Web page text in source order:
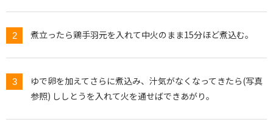
煮立ったら鶏手羽元を入れて中火のまま15分ほど煮込む。
ゆで卵を加えてさらに煮込み、汁気がなくなってきたら(写真
参照) ししとうを入れて火を通せばできあがり。